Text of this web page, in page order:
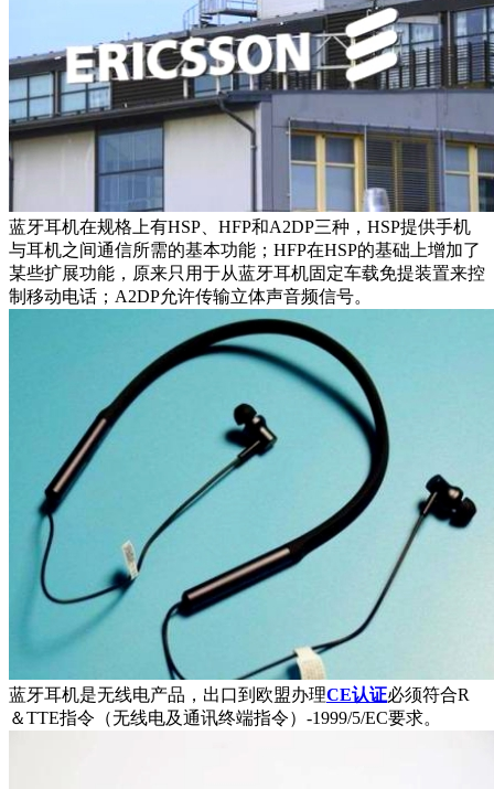
蓝牙耳机在规格上有HSP、HFP和A2DP三种，HSP提供手机
与耳机之间通信所需的基本功能；HFP在HSP的基础上增加了
某些扩展功能，原来只用于从蓝牙耳机固定车载免提装置来控
制移动电话；A2DP允许传输立体声音频信号。
蓝牙耳机是无线电产品，出口到欧盟办理CE认证必须符合R
＆TTE指令（无线电及通讯终端指令）-1999/5/EC要求。